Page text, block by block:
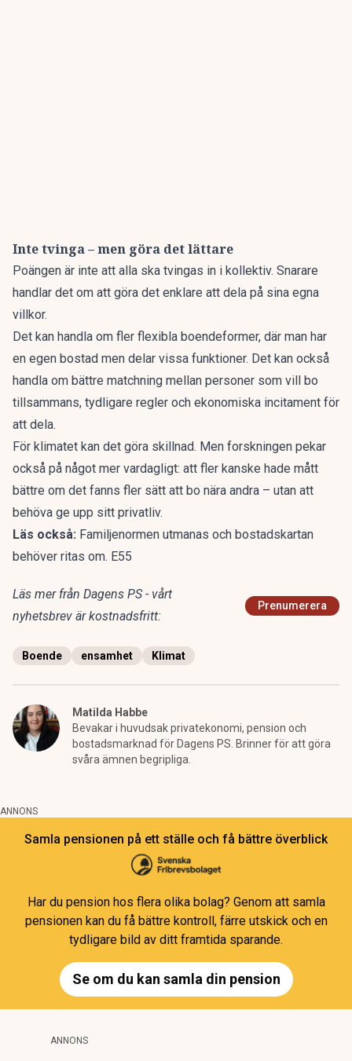
Inte tvinga – men göra det lättare
Poängen är inte att alla ska tvingas in i kollektiv. Snarare
handlar det om att göra det enklare att dela på sina egna
villkor.
Det kan handla om fler flexibla boendeformer, där man har
en egen bostad men delar vissa funktioner. Det kan också
handla om bättre matchning mellan personer som vill bo
tillsammans, tydligare regler och ekonomiska incitament för
att dela.
För klimatet kan det göra skillnad. Men forskningen pekar
också på något mer vardagligt: att fler kanske hade mått
bättre om det fanns fler sätt att bo nära andra – utan att
behöva ge upp sitt privatliv.
Läs också: Familjenormen utmanas och bostadskartan
behöver ritas om. E55
Läs mer från Dagens PS - vårt
nyhetsbrev är kostnadsfritt:
Prenumerera
Boende ensamhet Klimat
Matilda Habbe
Bevakar i huvudsak privatekonomi, pension och
bostadsmarknad för Dagens PS. Brinner för att göra
svåra ämnen begripliga.
ANNONS
Samla pensionen på ett ställe och få bättre överblick
Har du pension hos flera olika bolag? Genom att samla
pensionen kan du få bättre kontroll, färre utskick och en
tydligare bild av ditt framtida sparande.
Se om du kan samla din pension
ANNONS